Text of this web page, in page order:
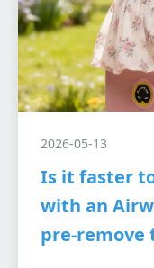
2026-05-13
Is it faster
with an
pre-remove